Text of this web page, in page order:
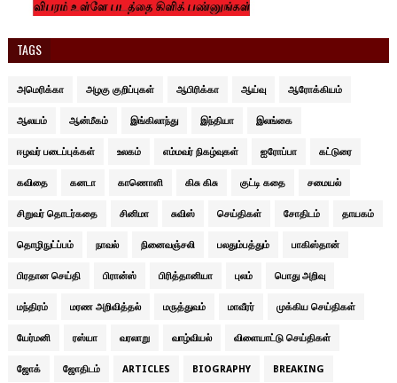
TAGS
அமெரிக்கா அழகு குறிப்புகள் ஆபிரிக்கா ஆய்வு ஆரோக்கியம்
ஆலயம் ஆன்மீகம் இங்கிலாந்து இந்தியா இலங்கை
ஈழவர் படைப்புக்கள் உலகம் எம்மவர் நிகழ்வுகள் ஐரோப்பா கட்டுரை
கவிதை கனடா காணொளி கிசு கிசு குட்டி கதை சமையல்
சிறுவர் தொடர்கதை சினிமா சுவிஸ் செய்திகள் சோதிடம் தாயகம்
தொழிநுட்ப்பம் நாவல் நினைவஞ்சலி பலதும்பத்தும் பாகிஸ்தான்
பிரதான செய்தி பிரான்ஸ் பிரித்தானியா புலம் பொது அறிவு
மந்திரம் மரண அறிவித்தல் மருத்துவம் மாவீரர் முக்கிய செய்திகள்
யேர்மனி ரஸ்யா வரலாறு வாழ்வியல் விளையாட்டு செய்திகள்
ஜோக் ஜோதிடம் ARTICLES BIOGRAPHY BREAKING